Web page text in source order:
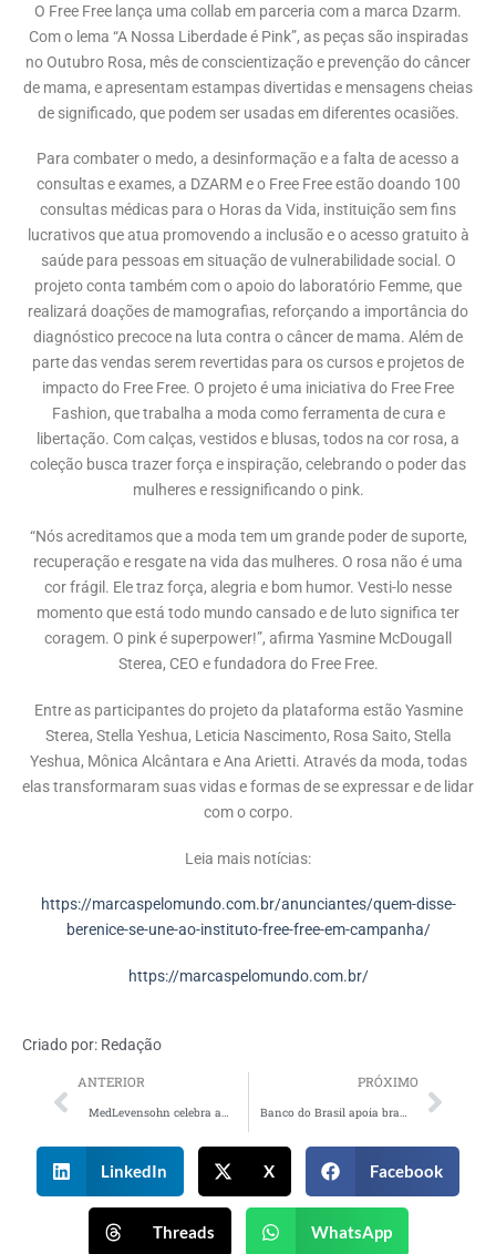
O Free Free lança uma collab em parceria com a marca Dzarm.
Com o lema “A Nossa Liberdade é Pink”, as peças são inspiradas
no Outubro Rosa, mês de conscientização e prevenção do câncer
de mama, e apresentam estampas divertidas e mensagens cheias
de significado, que podem ser usadas em diferentes ocasiões.
Para combater o medo, a desinformação e a falta de acesso a
consultas e exames, a DZARM e o Free Free estão doando 100
consultas médicas para o Horas da Vida, instituição sem fins
lucrativos que atua promovendo a inclusão e o acesso gratuito à
saúde para pessoas em situação de vulnerabilidade social. O
projeto conta também com o apoio do laboratório Femme, que
realizará doações de mamografias, reforçando a importância do
diagnóstico precoce na luta contra o câncer de mama. Além de
parte das vendas serem revertidas para os cursos e projetos de
impacto do Free Free. O projeto é uma iniciativa do Free Free
Fashion, que trabalha a moda como ferramenta de cura e
libertação. Com calças, vestidos e blusas, todos na cor rosa, a
coleção busca trazer força e inspiração, celebrando o poder das
mulheres e ressignificando o pink.
“Nós acreditamos que a moda tem um grande poder de suporte,
recuperação e resgate na vida das mulheres. O rosa não é uma
cor frágil. Ele traz força, alegria e bom humor. Vesti-lo nesse
momento que está todo mundo cansado e de luto significa ter
coragem. O pink é superpower!”, afirma Yasmine McDougall
Sterea, CEO e fundadora do Free Free.
Entre as participantes do projeto da plataforma estão Yasmine
Sterea, Stella Yeshua, Leticia Nascimento, Rosa Saito, Stella
Yeshua, Mônica Alcântara e Ana Arietti. Através da moda, todas
elas transformaram suas vidas e formas de se expressar e de lidar
com o corpo.
Leia mais notícias:
https://marcaspelomundo.com.br/anunciantes/quem-disse-
berenice-se-une-ao-instituto-free-free-em-campanha/
https://marcaspelomundo.com.br/
Criado por: Redação
ANTERIOR PRÓXIMO
LinkedIn X Facebook
Threads WhatsApp